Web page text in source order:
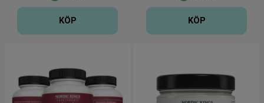
KÖP KÖP